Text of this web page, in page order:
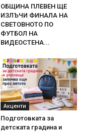
ОБЩИНА ПЛЕВЕН ЩЕ
ИЗЛЪЧИ ФИНАЛА НА
СВЕТОВНОТО ПО
ФУТБОЛ НА
ВИДЕОСТЕНА...
Акценти
Подготовката за
детската градина и